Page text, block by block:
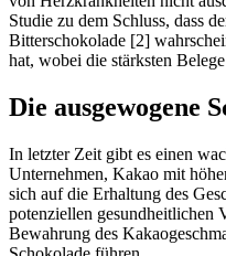
Studie zu dem Schluss, dass
Bitterschokolade [2]
hat, wobei die stärksten
Die ausgewogene
In letzter Zeit gibt es einen
Unternehmen, Kakao mit
sich auf die Erhaltung des
potenziellen gesundheitlichen
Bewahrung des